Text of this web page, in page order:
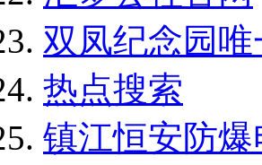
双凤纪念园唯
热点搜索
镇江恒安防